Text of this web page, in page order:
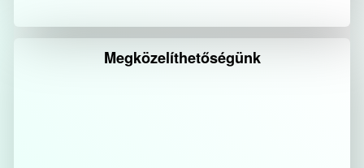
Megközelíthetőségünk